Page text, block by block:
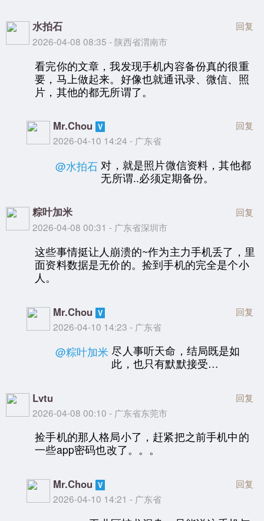
水拍石
2026-04-08 08:35 - 陕西省渭南市
回复
看完你的文章，我发现手机内容备份真的很重
要，马上做起来。好像也就通讯录、微信、照
片，其他的都无所谓了。
Mr.Chou
2026-04-10 14:24 - 广东省
回复
@水拍石 对，就是照片微信资料，其他都
无所谓..必须定期备份。
粽叶加米
2026-04-08 00:31 - 广东省深圳市
回复
这些事情挺让人崩溃的~作为主力手机丢了，里
面资料数据是无价的。捡到手机的完全是个小
人。
Mr.Chou
2026-04-10 14:23 - 广东省
回复
@粽叶加米 尽人事听天命，结局既是如
此，也只有默默接受…
Lvtu
2026-04-08 00:10 - 广东省东莞市
回复
捡手机的那人格局小了，赶紧把之前手机中的
一些app密码也改了。。。
Mr.Chou
2026-04-10 14:21 - 广东省
回复